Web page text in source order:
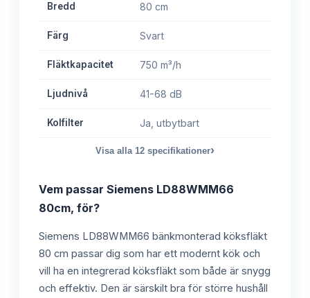
Bredd 80 cm
Färg Svart
Fläktkapacitet 750 m³/h
Ljudnivå 41-68 dB
Kolfilter Ja, utbytbart
Visa alla 12 specifikationer›
Vem passar Siemens LD88WMM66
80cm, för?
Siemens LD88WMM66 bänkmonterad köksfläkt
80 cm passar dig som har ett modernt kök och
vill ha en integrerad köksfläkt som både är snygg
och effektiv. Den är särskilt bra för större hushåll